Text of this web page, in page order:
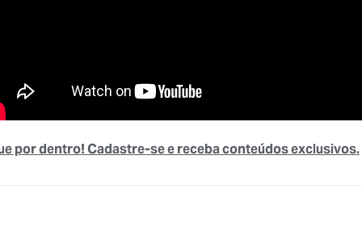
por dentro! Cadastre-se e receba conteúdos exclusivos.